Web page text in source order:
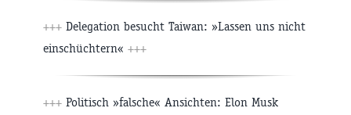
+++ Delegation besucht Taiwan: »Lassen uns nicht
einschüchtern« +++
+++ Politisch »falsche« Ansichten: Elon Musk